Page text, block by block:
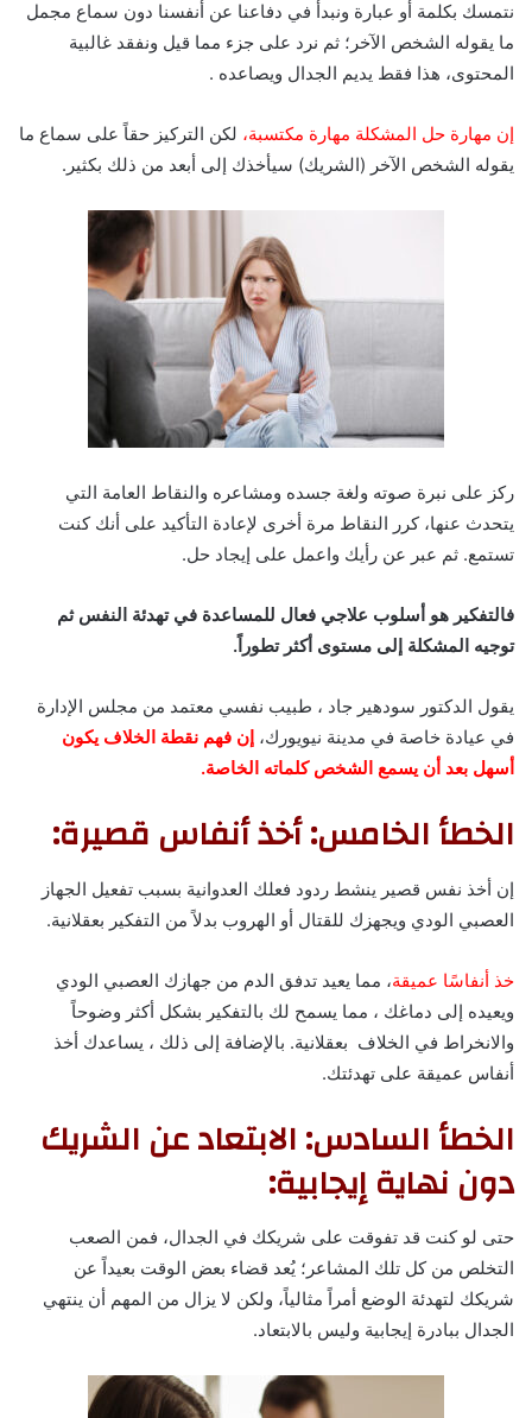
نتمسك بكلمة أو عبارة ونبدأ في دفاعنا عن أنفسنا دون سماع مجمل
ما يقوله الشخص الآخر؛ ثم نرد على جزء مما قيل ونفقد غالبية
المحتوى، هذا فقط يديم الجدال ويصاعده .
إن مهارة حل المشكلة مهارة مكتسبة، لكن التركيز حقاً على سماع ما
يقوله الشخص الآخر (الشريك) سيأخذك إلى أبعد من ذلك بكثير.
ركز على نبرة صوته ولغة جسده ومشاعره والنقاط العامة التي
يتحدث عنها، كرر النقاط مرة أخرى لإعادة التأكيد على أنك كنت
تستمع. ثم عبر عن رأيك واعمل على إيجاد حل.
فالتفكير هو أسلوب علاجي فعال للمساعدة في تهدئة النفس ثم
توجيه المشكلة إلى مستوى أكثر تطوراً.
يقول الدكتور سودهير جاد ، طبيب نفسي معتمد من مجلس الإدارة
في عيادة خاصة في مدينة نيويورك، إن فهم نقطة الخلاف يكون
أسهل بعد أن يسمع الشخص كلماته الخاصة.
الخطأ الخامس: أخذ أنفاس قصيرة:
إن أخذ نفس قصير ينشط ردود فعلك العدوانية بسبب تفعيل الجهاز
العصبي الودي ويجهزك للقتال أو الهروب بدلاً من التفكير بعقلانية.
خذ أنفاسًا عميقة، مما يعيد تدفق الدم من جهازك العصبي الودي
ويعيده إلى دماغك ، مما يسمح لك بالتفكير بشكل أكثر وضوحاً
والانخراط في الخلاف بعقلانية. بالإضافة إلى ذلك ، يساعدك أخذ
أنفاس عميقة على تهدئتك.
الخطأ السادس: الابتعاد عن الشريك
دون نهاية إيجابية:
حتى لو كنت قد تفوقت على شريكك في الجدال، فمن الصعب
التخلص من كل تلك المشاعر؛ يُعد قضاء بعض الوقت بعيداً عن
شريكك لتهدئة الوضع أمراً مثالياً، ولكن لا يزال من المهم أن ينتهي
الجدال ببادرة إيجابية وليس بالابتعاد.